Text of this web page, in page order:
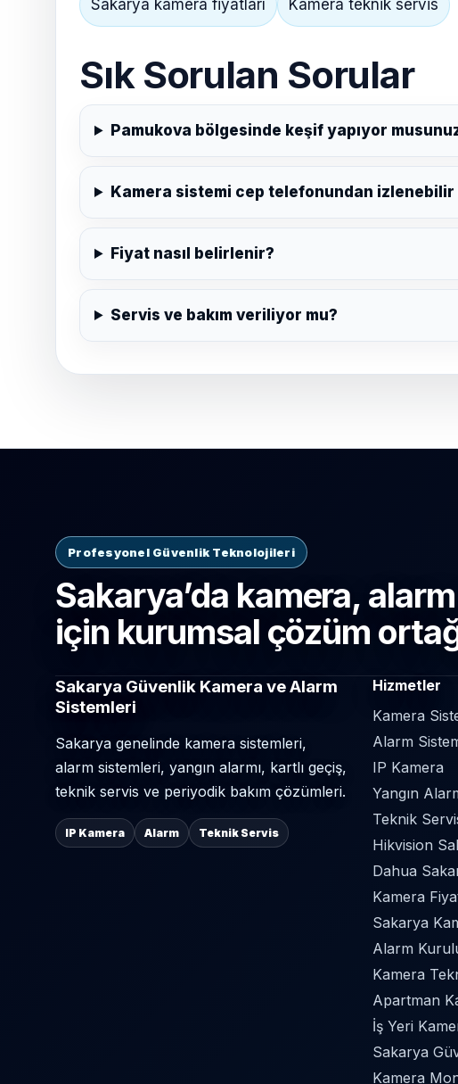
Sakarya kamera fiyatları Kamera teknik servis
Sık Sorulan Sorular
Pamukova bölgesinde keşif yapıyor
Kamera sistemi cep telefonundan izlenebilir
Fiyat nasıl belirlenir?
Servis ve bakım veriliyor mu?
Profesyonel Güvenlik Teknolojileri
Sakarya’da kamera,
için kurumsal çözüm
Sakarya Güvenlik Kamera ve Alarm
Sistemleri
Sakarya genelinde kamera sistemleri,
alarm sistemleri, yangın alarmı, kartlı geçiş,
teknik servis ve periyodik bakım çözümleri.
IP Kamera Alarm Teknik Servis
Hizmetler
Kamera
Alarm
IP Kamera
Yangın
Teknik
Hikvision
Dahua
Kamera
Sakarya
Alarm
Kamera
Apartman
İş Yeri
Sakarya
Kamera